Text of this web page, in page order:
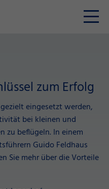
zum Erfolg
eingesetzt werden,
bei kleinen und
zu beflügeln. In einem
Guido Feldhaus
Sie mehr über die Vorteile